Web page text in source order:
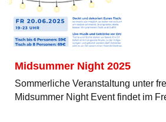
Midsummer Night 2025
Sommerliche Veranstaltung unter
Midsummer Night Event findet im